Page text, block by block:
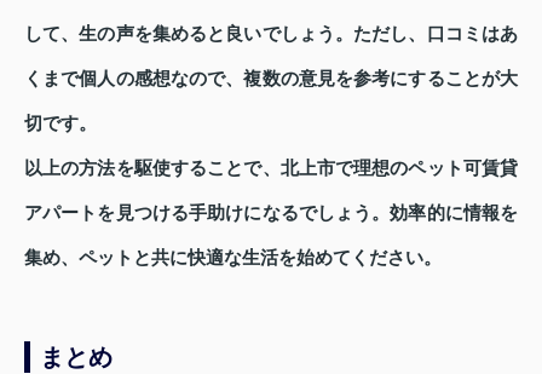
して、生の声を集めると良いでしょう。ただし、口コミはあ
くまで個人の感想なので、複数の意見を参考にすることが大
切です。
以上の方法を駆使することで、北上市で理想のペット可賃貸
アパートを見つける手助けになるでしょう。効率的に情報を
集め、ペットと共に快適な生活を始めてください。
まとめ